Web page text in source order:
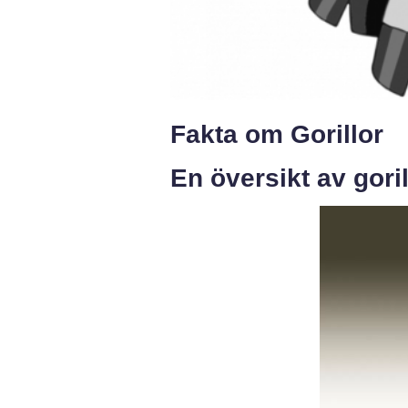
Fakta om Gorillor
En översikt av